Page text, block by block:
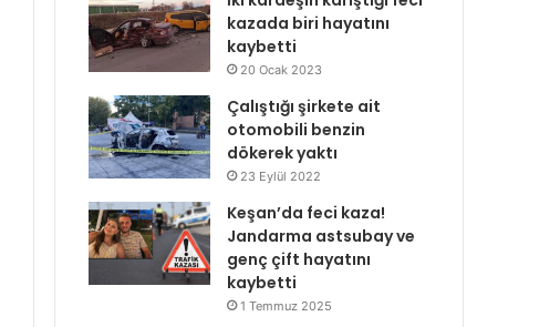
kazada biri hayatını
kaybetti
20 Ocak 2023
Çalıştığı şirkete ait
otomobili benzin
dökerek yaktı
23 Eylül 2022
Keşan’da feci kaza!
Jandarma astsubay ve
genç çift hayatını
kaybetti
1 Temmuz 2025